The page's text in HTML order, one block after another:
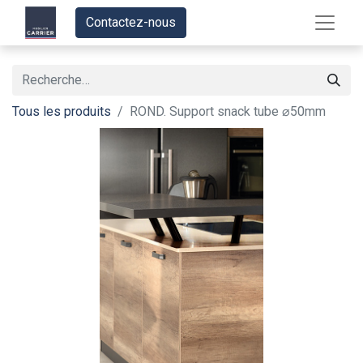
Contactez-nous
Tous les produits ROND. Support snack tube ⌀50mm